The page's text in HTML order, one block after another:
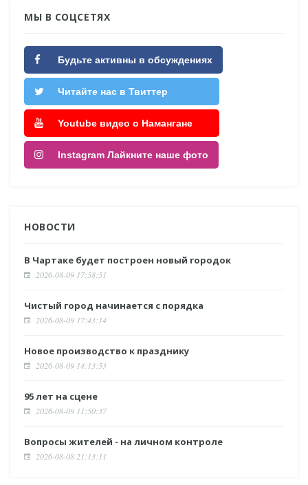
МЫ В СОЦСЕТЯХ
Будьте активны в обсуждениях
Читайте нас в Твиттер
Youtube видео о Намангане
Instagram Лайкните наше фото
НОВОСТИ
В Чартаке будет построен новый городок
2026-08-09 17:58:51
Чистый город начинается с порядка
2026-08-09 17:43:14
Новое производство к празднику
2026-08-09 14:13:53
95 лет на сцене
2026-08-09 11:50:37
Вопросы жителей - на личном контроле
2026-08-08 21:13:11